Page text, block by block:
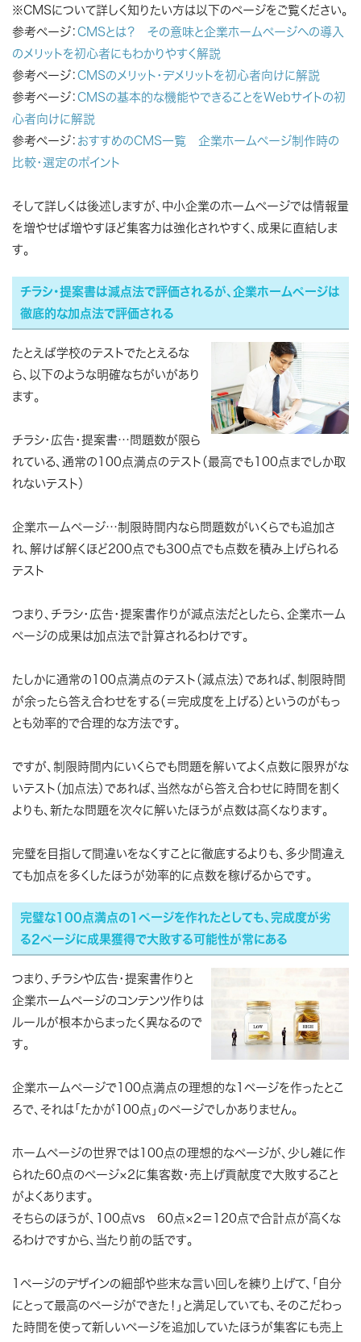
※CMSについて詳しく知りたい方は以下のページをご覧ください。
参考ページ： CMSとは？ その意味と企業ホームページへの導入
のメリットを初心者にもわかりやすく解説
参考ページ： CMSのメリット・デメリットを初心者向けに解説
参考ページ： CMSの基本的な機能やできることをWebサイトの初
心者向けに解説
参考ページ： おすすめのCMS一覧 企業ホームページ制作時の
比較・選定のポイント
そして詳しくは後述しますが、中小企業のホームページでは情報量
を増やせば増やすほど集客力は強化されやすく、成果に直結しま
す。
チラシ・提案書は減点法で評価されるが、企業ホームページは
徹底的な加点法で評価される
たとえば学校のテストでたとえるな
ら、以下のような明確なちがいがあり
ます。
チラシ・広告・提案書…問題数が限ら
れている、通常の100点満点のテスト（最高でも100点までしか取
れないテスト）
企業ホームページ…制限時間内なら問題数がいくらでも追加さ
れ、解けば解くほど200点でも300点でも点数を積み上げられる
テスト
つまり、チラシ・広告・提案書作りが減点法だとしたら、企業ホーム
ページの成果は加点法で計算されるわけです。
たしかに通常の100点満点のテスト（減点法）であれば、制限時間
が余ったら答え合わせをする（＝完成度を上げる）というのがもっ
とも効率的で合理的な方法です。
ですが、制限時間内にいくらでも問題を解いてよく点数に限界がな
いテスト（加点法）であれば、当然ながら答え合わせに時間を割く
よりも、新たな問題を次々に解いたほうが点数は高くなります。
完璧を目指して間違いをなくすことに徹底するよりも、多少間違え
ても加点を多くしたほうが効率的に点数を稼げるからです。
完璧な100点満点の1ページを作れたとしても、完成度が劣
る2ページに成果獲得で大敗する可能性が常にある
つまり、チラシや広告・提案書作りと
企業ホームページのコンテンツ作りは
ルールが根本からまったく異なるので
す。
企業ホームページで100点満点の理想的な1ページを作ったとこ
ろで、それは「たかが100点」のページでしかありません。
ホームページの世界では100点の理想的なページが、少し雑に作
られた60点のページ×2に集客数・売上げ貢献度で大敗すること
がよくあります。
そちらのほうが、100点vs 60点×2＝120点で合計点が高くな
るわけですから、当たり前の話です。
1ページのデザインの細部や些末な言い回しを練り上げて、「自分
にとって最高のページができた！」と満足していても、そのこだわっ
た時間を使って新しいページを追加していたほうが集客にも売上